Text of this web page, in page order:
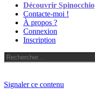
Découvrir Spinocchio
Contacte-moi !
À propos ?
Connexion
Inscription
Signaler ce contenu